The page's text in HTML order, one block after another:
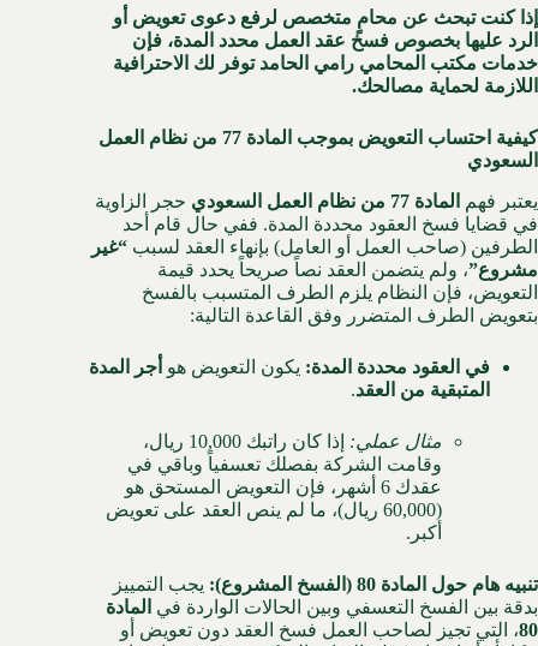
إذا كنت تبحث عن محامٍ متخصص لرفع دعوى تعويض أو
الرد عليها بخصوص فسخ عقد العمل محدد المدة، فإن
خدمات مكتب المحامي رامي الحامد توفر لك الاحترافية
اللازمة لحماية مصالحك.
كيفية احتساب التعويض بموجب المادة 77 من نظام العمل
السعودي
يعتبر فهم
المادة 77 من نظام العمل السعودي
حجر الزاوية
في قضايا فسخ العقود محددة المدة. ففي حال قام أحد
الطرفين (صاحب العمل أو العامل) بإنهاء العقد لسبب “غير
مشروع”، ولم يتضمن العقد نصاً صريحاً يحدد قيمة
التعويض، فإن النظام يلزم الطرف المتسبب بالفسخ
بتعويض الطرف المتضرر وفق القاعدة التالية:
في العقود محددة المدة: يكون التعويض هو أجر المدة
المتبقية من العقد.
مثال عملي:
إذا كان راتبك 10,000 ريال،
وقامت الشركة بفصلك تعسفياً وباقي في
عقدك 6 أشهر، فإن التعويض المستحق هو
(60,000 ريال)، ما لم ينص العقد على تعويض
أكبر.
تنبيه هام حول المادة 80 (الفسخ المشروع):
يجب التمييز
بدقة بين الفسخ التعسفي وبين الحالات الواردة في المادة
80، التي تجيز لصاحب العمل فسخ العقد دون تعويض أو